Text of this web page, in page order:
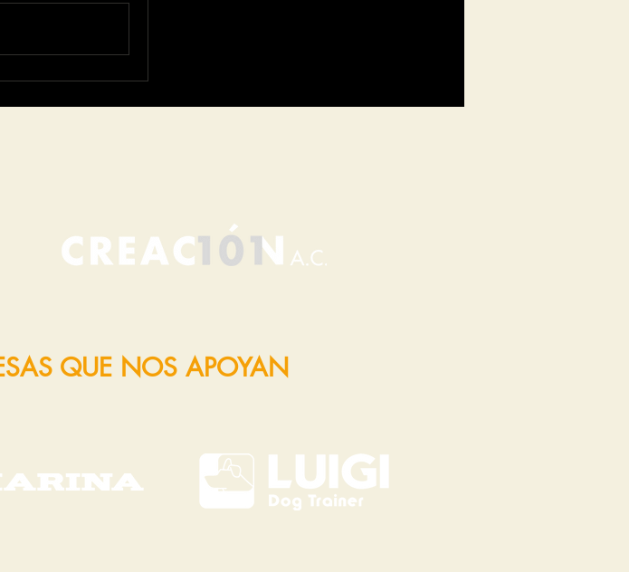
QUE NOS APOYAN